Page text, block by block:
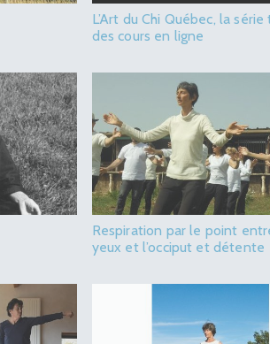
L’Art du Chi Québec, la
des cours en ligne
Respiration par le point
yeux et l’occiput et détente